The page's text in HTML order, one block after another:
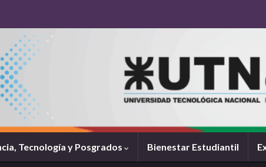
Tecnología y Posgrados Bienestar Estudiantil